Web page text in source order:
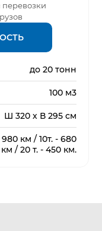
перевозки
до 20 тонн
100 м3
Ш 320 х В 295 см
980 км / 10т. - 680
км / 20 т. - 450 км.